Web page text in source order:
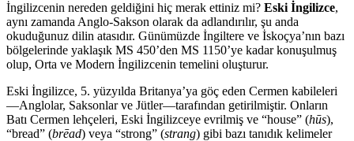
İngilizcenin nereden geldiğini hiç merak ettiniz mi? Eski İngilizce,
aynı zamanda Anglo-Sakson olarak da adlandırılır, şu anda
okuduğunuz dilin atasıdır. Günümüzde İngiltere ve İskoçya’nın bazı
bölgelerinde yaklaşık MS 450’den MS 1150’ye kadar konuşulmuş
olup, Orta ve Modern İngilizcenin temelini oluşturur.
Eski İngilizce, 5. yüzyılda Britanya’ya göç eden Cermen kabileleri
—Anglolar, Saksonlar ve Jütler—tarafından getirilmiştir. Onların
Batı Cermen lehçeleri, Eski İngilizceye evrilmiş ve “house” (hūs),
“bread” (brēad) veya “strong” (strang) gibi bazı tanıdık kelimeler